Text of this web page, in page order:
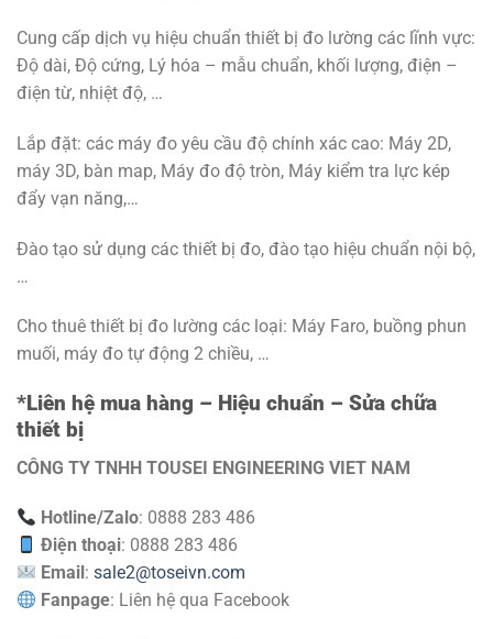
Cung cấp dịch vụ hiệu chuẩn thiết bị đo lường các lĩnh vực:
Độ dài, Độ cứng, Lý hóa – mẫu chuẩn, khối lượng, điện –
điện từ, nhiệt độ, …
Lắp đặt: các máy đo yêu cầu độ chính xác cao: Máy 2D,
máy 3D, bàn map, Máy đo độ tròn, Máy kiểm tra lực kép
đẩy vạn năng,…
Đào tạo sử dụng các thiết bị đo, đào tạo hiệu chuẩn nội bộ,
…
Cho thuê thiết bị đo lường các loại: Máy Faro, buồng phun
muối, máy đo tự động 2 chiều, …
*Liên hệ mua hàng – Hiệu chuẩn – Sửa chữa
thiết bị
CÔNG TY TNHH TOUSEI ENGINEERING VIET NAM
Hotline/Zalo: 0888 283 486
Điện thoại: 0888 283 486
Email :sale2@toseivn.com
Fanpage: Liên hệ qua Facebook